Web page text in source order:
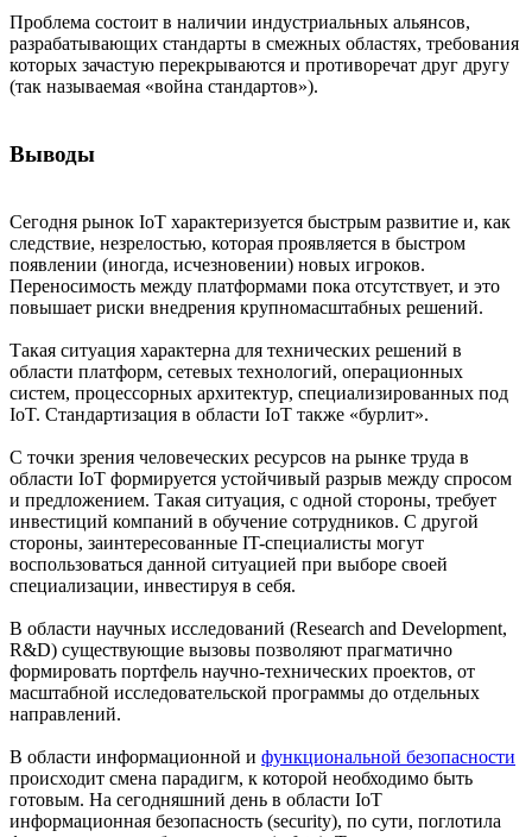
Проблема состоит в наличии индустриальных альянсов,
разрабатывающих стандарты в смежных областях, требования
которых зачастую перекрываются и противоречат друг другу
(так называемая «война стандартов»).
Выводы
Сегодня рынок IoT характеризуется быстрым развитие и, как
следствие, незрелостью, которая проявляется в быстром
появлении (иногда, исчезновении) новых игроков.
Переносимость между платформами пока отсутствует, и это
повышает риски внедрения крупномасштабных решений.
Такая ситуация характерна для технических решений в
области платформ, сетевых технологий, операционных
систем, процессорных архитектур, специализированных под
IoT. Стандартизация в области IoT также «бурлит».
С точки зрения человеческих ресурсов на рынке труда в
области IoT формируется устойчивый разрыв между спросом
и предложением. Такая ситуация, с одной стороны, требует
инвестиций компаний в обучение сотрудников. С другой
стороны, заинтересованные IT-специалисты могут
воспользоваться данной ситуацией при выборе своей
специализации, инвестируя в себя.
В области научных исследований (Research and Development,
R&D) существующие вызовы позволяют прагматично
формировать портфель научно-технических проектов, от
масштабной исследовательской программы до отдельных
направлений.
В области информационной и функциональной безопасности
происходит смена парадигм, к которой необходимо быть
готовым. На сегодняшний день в области IoT
информационная безопасность (security), по сути, поглотила